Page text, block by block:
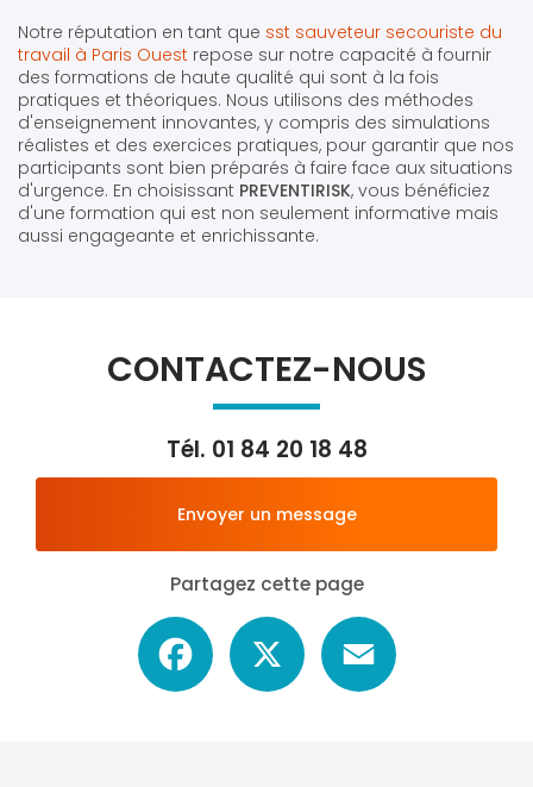
Notre réputation en tant que sst sauveteur secouriste du
travail à Paris Ouest repose sur notre capacité à fournir
des formations de haute qualité qui sont à la fois
pratiques et théoriques. Nous utilisons des méthodes
d'enseignement innovantes, y compris des simulations
réalistes et des exercices pratiques, pour garantir que nos
participants sont bien préparés à faire face aux situations
d'urgence. En choisissant PREVENTIRISK, vous bénéficiez
d'une formation qui est non seulement informative mais
aussi engageante et enrichissante.
CONTACTEZ-NOUS
Tél. 01 84 20 18 48
Envoyer un message
Partagez cette page
Facebook